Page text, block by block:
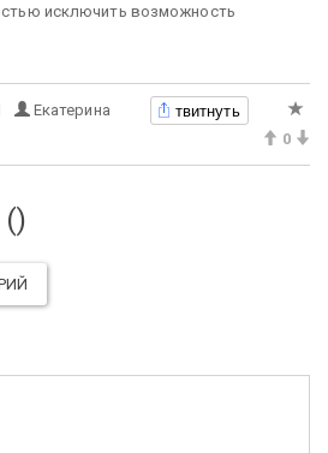
исключить возможность
Екатерина твитнуть
0
()